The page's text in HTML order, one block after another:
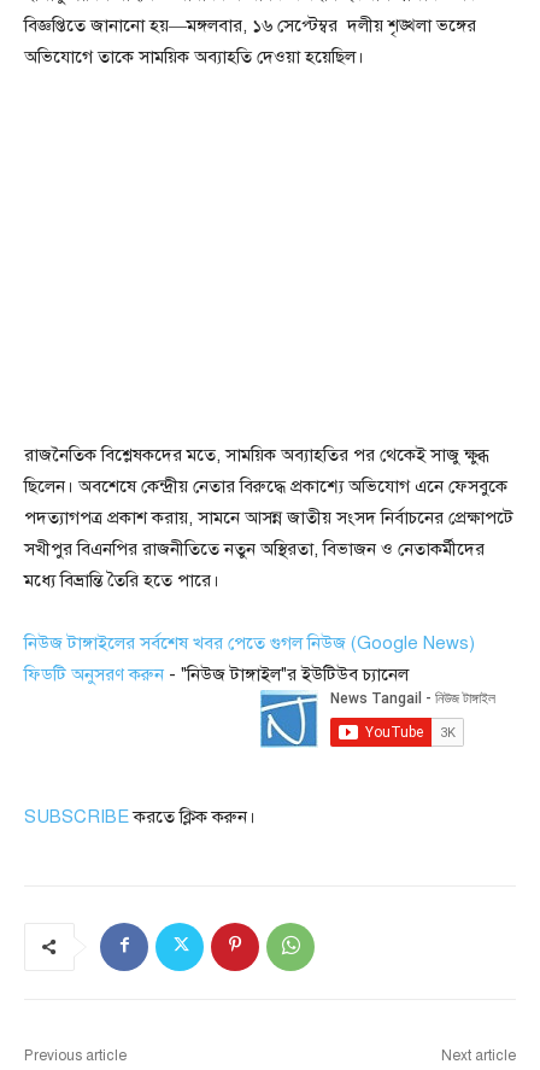
বিজ্ঞপ্তিতে জানানো হয়—মঙ্গলবার, ১৬ সেপ্টেম্বর দলীয় শৃঙ্খলা ভঙ্গের
অভিযোগে তাকে সাময়িক অব্যাহতি দেওয়া হয়েছিল।
রাজনৈতিক বিশ্লেষকদের মতে, সাময়িক অব্যাহতির পর থেকেই সাজু ক্ষুব্ধ
ছিলেন। অবশেষে কেন্দ্রীয় নেতার বিরুদ্ধে প্রকাশ্যে অভিযোগ এনে ফেসবুকে
পদত্যাগপত্র প্রকাশ করায়, সামনে আসন্ন জাতীয় সংসদ নির্বাচনের প্রেক্ষাপটে
সখীপুর বিএনপির রাজনীতিতে নতুন অস্থিরতা, বিভাজন ও নেতাকর্মীদের
মধ্যে বিভ্রান্তি তৈরি হতে পারে।
নিউজ টাঙ্গাইলের সর্বশেষ খবর পেতে গুগল নিউজ (Google News)
ফিডটি অনুসরণ করুন - "নিউজ টাঙ্গাইল"র ইউটিউব চ্যানেল
SUBSCRIBEকরতে ক্লিক করুন।
Previous article Next article